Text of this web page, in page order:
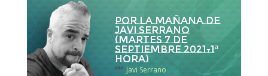
Por la Mañana de
Javi Serrano
(martes 7 de
septiembre 2021-1ª
hora)
con Javi Serrano